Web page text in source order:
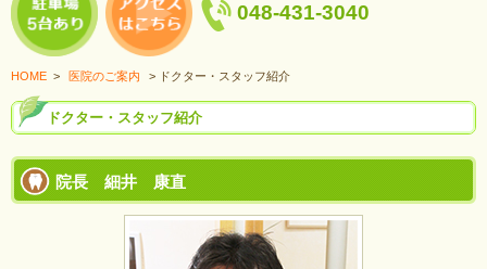
048-431-3040
HOME > 医院のご案内 > ドクター・スタッフ紹介
ドクター・スタッフ紹介
院長 細井 康直